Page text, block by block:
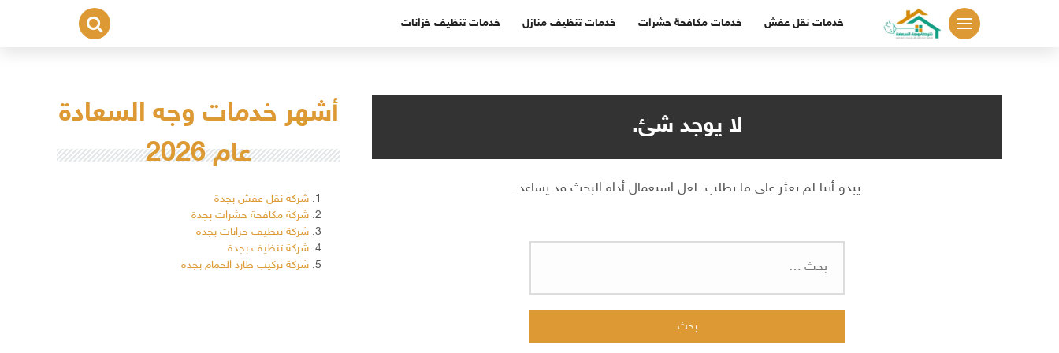
خدمات نقل عفش خدمات مكافحة حشرات خدمات تنظيف منازل خدمات تنظيف خزانات
لا يوجد شئ.
يبدو أننا لم نعثر على ما تطلب. لعل استعمال أداة البحث قد يساعد.
أشهر خدمات وجه السعادة
عام 2026
شركة نقل عفش بجدة
شركة مكافحة حشرات بجدة
شركة تنظيف خزانات بجدة
شركة تنظيف بجدة
شركة تركيب طارد الحمام بجدة